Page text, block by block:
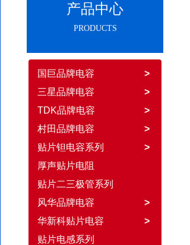
产品中心
PRODUCTS
国巨品牌电容
>
三星品牌电容
>
TDK品牌电容
>
村田品牌电容
>
贴片钽电容系列
>
厚声贴片电阻
贴片二三极管系列
风华品牌电容
>
华新科贴片电容
>
贴片电感系列